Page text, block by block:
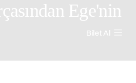
Bilet Al
Ege'nin